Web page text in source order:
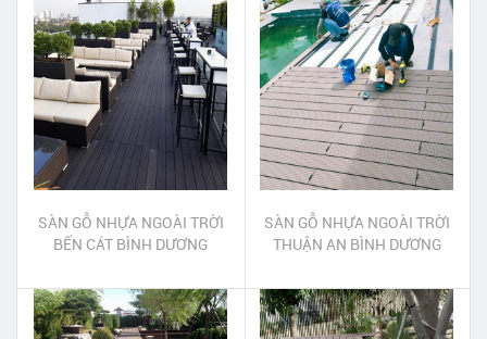
SÀN GỖ NHỰA NGOÀI TRỜI
BẾN CÁT BÌNH DƯƠNG
SÀN GỖ NHỰA NGOÀI TRỜI
THUẬN AN BÌNH DƯƠNG